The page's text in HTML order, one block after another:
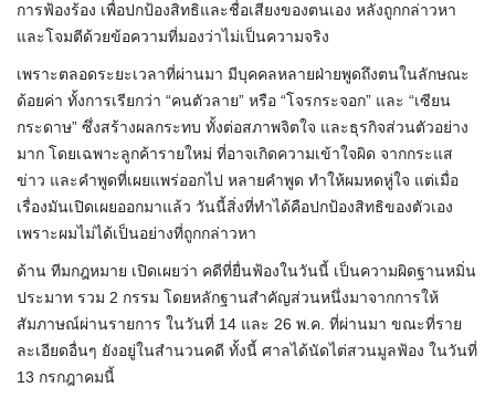
การฟ้องร้อง เพื่อปกป้องสิทธิและชื่อเสียงของตนเอง หลังถูกกล่าวหา
และโจมตีด้วยข้อความที่มองว่าไม่เป็นความจริง
เพราะตลอดระยะเวลาที่ผ่านมา มีบุคคลหลายฝ่ายพูดถึงตนในลักษณะ
ด้อยค่า ทั้งการเรียกว่า “คนตัวลาย” หรือ “โจรกระจอก” และ “เซียน
กระดาษ” ซึ่งสร้างผลกระทบ ทั้งต่อสภาพจิตใจ และธุรกิจส่วนตัวอย่าง
มาก โดยเฉพาะลูกค้ารายใหม่ ที่อาจเกิดความเข้าใจผิด จากกระแส
ข่าว และคำพูดที่เผยแพร่ออกไป หลายคำพูด ทำให้ผมหดหู่ใจ แต่เมื่อ
เรื่องมันเปิดเผยออกมาแล้ว วันนี้สิ่งที่ทำได้คือปกป้องสิทธิของตัวเอง
เพราะผมไม่ได้เป็นอย่างที่ถูกกล่าวหา
ด้าน ทีมกฎหมาย เปิดเผยว่า คดีที่ยื่นฟ้องในวันนี้ เป็นความผิดฐานหมิ่น
ประมาท รวม 2 กรรม โดยหลักฐานสำคัญส่วนหนึ่งมาจากการให้
สัมภาษณ์ผ่านรายการ ในวันที่ 14 และ 26 พ.ค. ที่ผ่านมา ขณะที่ราย
ละเอียดอื่นๆ ยังอยู่ในสำนวนคดี ทั้งนี้ ศาลได้นัดไต่สวนมูลฟ้อง ในวันที่
13 กรกฎาคมนี้